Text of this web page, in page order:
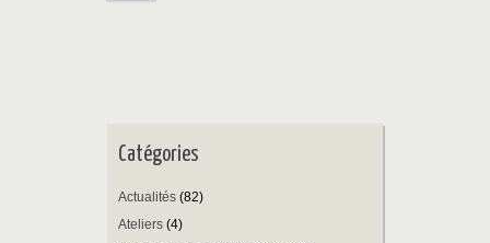
Catégories
Actualités (82)
Ateliers (4)